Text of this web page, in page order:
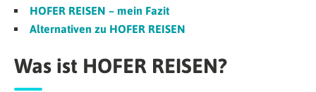
HOFER REISEN – mein Fazit
Alternativen zu HOFER REISEN
Was ist HOFER REISEN?